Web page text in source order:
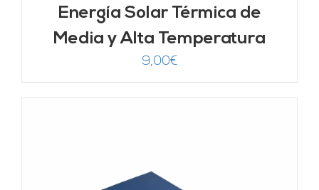
Energía Solar Térmica de
Media y Alta Temperatura
9,00€